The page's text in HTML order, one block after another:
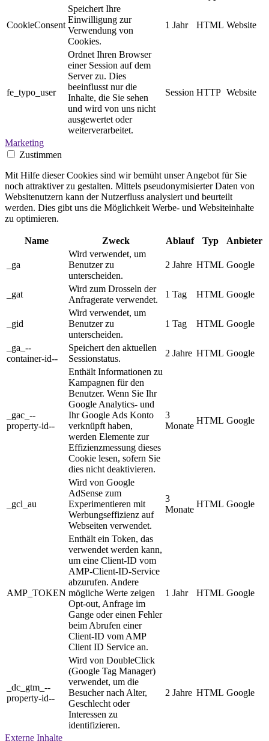
CookieConsent
Speichert Ihre
Einwilligung zur
Verwendung von
Cookies.
1 Jahr HTML Website
fe_typo_user
Ordnet Ihren Browser
einer Session auf dem
Server zu. Dies
beeinflusst nur die
Inhalte, die Sie sehen
und wird von uns nicht
ausgewertet oder
weiterverarbeitet.
Session HTTP Website
Marketing
Zustimmen
Mit Hilfe dieser Cookies sind wir bemüht unser Angebot für Sie
noch attraktiver zu gestalten. Mittels pseudonymisierter Daten von
Websitenutzern kann der Nutzerfluss analysiert und beurteilt
werden. Dies gibt uns die Möglichkeit Werbe- und Websiteinhalte
zu optimieren.
Name Zweck Ablauf Typ Anbieter
_ga
Wird verwendet, um
Benutzer zu
unterscheiden.
2 Jahre HTML Google
_gat
Wird zum Drosseln der
Anfragerate verwendet.
1 Tag HTML Google
_gid
Wird verwendet, um
Benutzer zu
unterscheiden.
1 Tag HTML Google
_ga_--
container-id--
Speichert den aktuellen
Sessionstatus.
2 Jahre HTML Google
_gac_--
property-id--
Enthält Informationen zu
Kampagnen für den
Benutzer. Wenn Sie Ihr
Google Analytics- und
Ihr Google Ads Konto
verknüpft haben,
werden Elemente zur
Effizienzmessung dieses
Cookie lesen, sofern Sie
dies nicht deaktivieren.
3
Monate
HTML Google
_gcl_au
Wird von Google
AdSense zum
Experimentieren mit
Werbungseffizienz auf
Webseiten verwendet.
3
Monate
HTML Google
AMP_TOKEN
Enthält ein Token, das
verwendet werden kann,
um eine Client-ID vom
AMP-Client-ID-Service
abzurufen. Andere
mögliche Werte zeigen
Opt-out, Anfrage im
Gange oder einen Fehler
beim Abrufen einer
Client-ID vom AMP
Client ID Service an.
1 Jahr HTML Google
_dc_gtm_--
property-id--
Wird von DoubleClick
(Google Tag Manager)
verwendet, um die
Besucher nach Alter,
Geschlecht oder
Interessen zu
identifizieren.
2 Jahre HTML Google
Externe Inhalte